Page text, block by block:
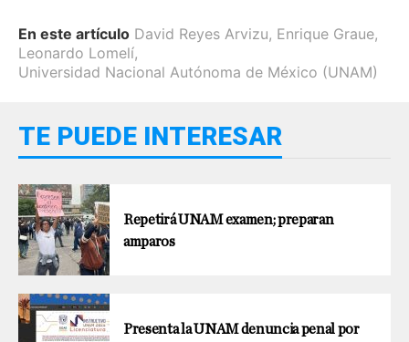
En este artículo David Reyes Arvizu, Enrique Graue,
Leonardo Lomelí,
Universidad Nacional Autónoma de México (UNAM)
TE PUEDE INTERESAR
Repetirá UNAM examen; preparan
amparos
Presenta la UNAM denuncia penal por